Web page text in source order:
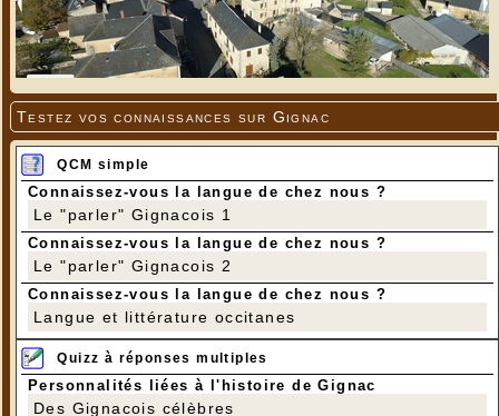
Testez vos connaissances sur Gignac
QCM simple
Connaissez-vous la langue de chez nous ?
Le "parler" Gignacois 1
Connaissez-vous la langue de chez nous ?
Le "parler" Gignacois 2
Connaissez-vous la langue de chez nous ?
Langue et littérature occitanes
Quizz à réponses multiples
Personnalités liées à l'histoire de Gignac
Des Gignacois célèbres